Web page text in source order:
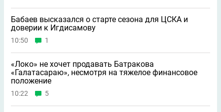
Бабаев высказался о старте сезона для ЦСКА и
доверии к Игдисамову
10:50 1
«Локо» не хочет продавать Батракова
«Галатасараю», несмотря на тяжелое финансовое
положение
10:22 5